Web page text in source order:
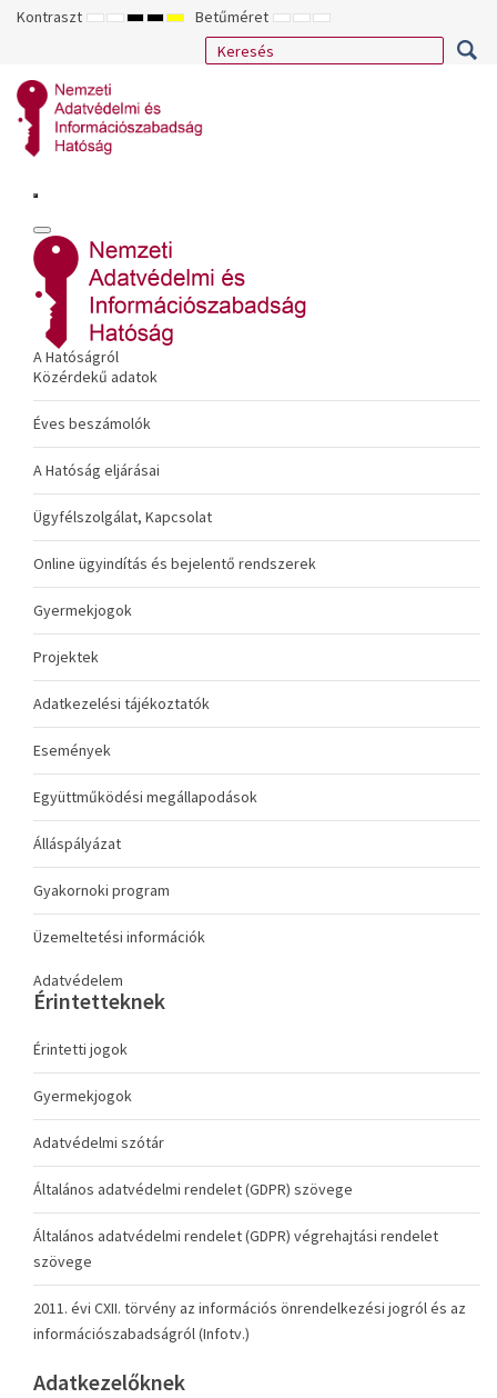
Kontraszt ALAPÉRTELMEZETT
ÉJSZAKAI
NAGY
KONTRASZTÚ
NAGY
KONTRASZTÚ
NAGY
KONTRASZTÚ
SÁRGA
FEKETE
Betűméret KISEBB
BETŰTÍPUS
ALAPÉRTELMEZETT
BETŰMÉRET
NAGYOBB
BETŰMÉRET
A Hatóságról
Közérdekű adatok
Éves beszámolók
A Hatóság eljárásai
Ügyfélszolgálat, Kapcsolat
Online ügyindítás és bejelentő rendszerek
Gyermekjogok
Projektek
Adatkezelési tájékoztatók
Események
Együttműködési megállapodások
Álláspályázat
Gyakornoki program
Üzemeltetési információk
Adatvédelem
Érintetteknek
Érintetti jogok
Gyermekjogok
Adatvédelmi szótár
Általános adatvédelmi rendelet (GDPR) szövege
Általános adatvédelmi rendelet (GDPR) végrehajtási rendelet
szövege
2011. évi CXII. törvény az információs önrendelkezési jogról és az
információszabadságról (Infotv.)
Adatkezelőknek